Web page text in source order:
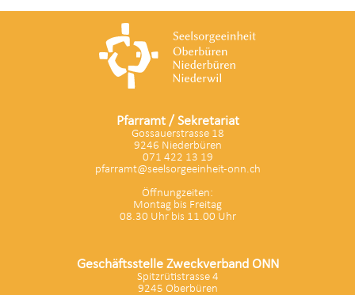
Pfarramt / Sekretariat
Gossauerstrasse 18
9246 Niederbüren
071 422 13 19
pfarramt@seelsorgeeinheit-onn.ch
Öffnungzeiten:
Montag bis Freitag
08.30 Uhr bis 11.00 Uhr
Geschäftsstelle Zweckverband ONN
Spitzrütistrasse 4
9245 Oberbüren